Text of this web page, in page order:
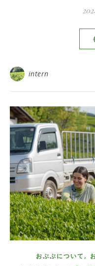
intern
おぶぶについて ,